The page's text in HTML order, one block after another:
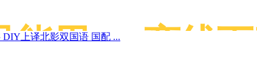
115离线下
上译北影双国语 国配 ...